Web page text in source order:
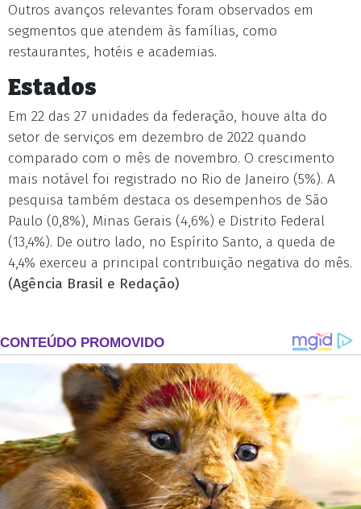
Outros avanços relevantes foram observados em
segmentos que atendem às famílias, como
restaurantes, hotéis e academias.
Estados
Em 22 das 27 unidades da federação, houve alta do
setor de serviços em dezembro de 2022 quando
comparado com o mês de novembro. O crescimento
mais notável foi registrado no Rio de Janeiro (5%). A
pesquisa também destaca os desempenhos de São
Paulo (0,8%), Minas Gerais (4,6%) e Distrito Federal
(13,4%). De outro lado, no Espírito Santo, a queda de
4,4% exerceu a principal contribuição negativa do mês.
(Agência Brasil e Redação)